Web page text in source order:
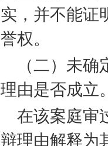
实，并不能证
誉权。
（二）未
理由是否成立
在该案庭审
辩理由解释为